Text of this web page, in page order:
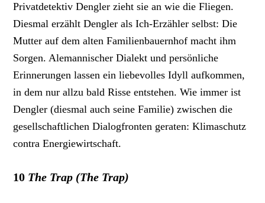
Privatdetektiv Dengler zieht sie an wie die Fliegen.
Diesmal erzählt Dengler als Ich-Erzähler selbst: Die
Mutter auf dem alten Familienbauernhof macht ihm
Sorgen. Alemannischer Dialekt und persönliche
Erinnerungen lassen ein liebevolles Idyll aufkommen,
in dem nur allzu bald Risse entstehen. Wie immer ist
Dengler (diesmal auch seine Familie) zwischen die
gesellschaftlichen Dialogfronten geraten: Klimaschutz
contra Energiewirtschaft.
10 The Trap (The Trap)